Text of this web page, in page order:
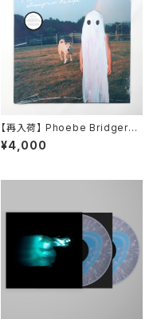
【再入荷】 Phoebe Bridgers /
Stranger In The Alps
¥4,000